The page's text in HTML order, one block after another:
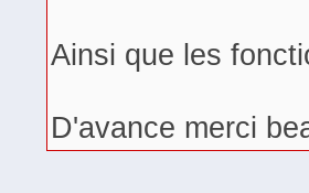
Ainsi que les
D'avance merci